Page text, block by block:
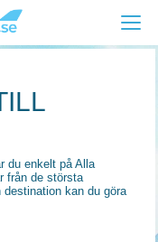
du enkelt på Alla
från de största
kan du göra